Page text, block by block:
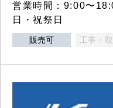
営業時間：9:00〜
日・祝祭日
販売可 工事・